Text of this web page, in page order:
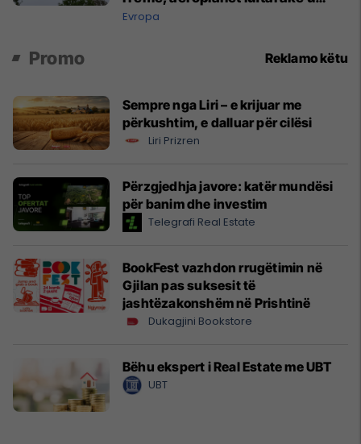
ngritën në ajër për të interceptuar
shkonte drejt Mançesterit
Evropa
Promo Reklamo këtu
Sempre nga Liri – e krijuar me
përkushtim, e dalluar për cilësi
Liri Prizren
Përzgjedhja javore: katër mundësi
për banim dhe investim
Telegrafi Real Estate
BookFest vazhdon rrugëtimin në
Gjilan pas suksesit të
jashtëzakonshëm në Prishtinë
Dukagjini Bookstore
Bëhu ekspert i Real Estate me UBT
UBT